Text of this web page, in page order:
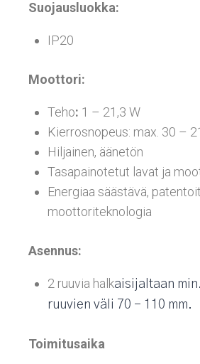
Suojausluokka:
IP20
Moottori:
Teho: 1 – 21,3 W
Kierrosnopeus: max. 30 –
Hiljainen, äänetön
Tasapainotetut lavat ja
Energiaa säästävä,
moottoriteknologia
Asennus:
2 ruuvia halkaisijaltaan
ruuvien väli 70 – 110 mm.
Toimitusaika